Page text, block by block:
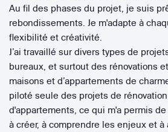
Au fil des phases du projet, je suis
rebondissements. Je m'adapte à
flexibilité et créativité.
J’ai travaillé sur divers types de
bureaux, et surtout des rénovations
maisons et d’appartements de
piloté seule des projets de
d'appartements, ce qui m'a permis
à créer, à comprendre les enjeux et à